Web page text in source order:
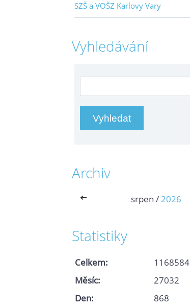
SZŠ a VOŠZ Karlovy Vary
Vyhledávání
Archiv
<< srpen /2026
Statistiky
Celkem:
1168584
Měsíc:
27032
Den:
868